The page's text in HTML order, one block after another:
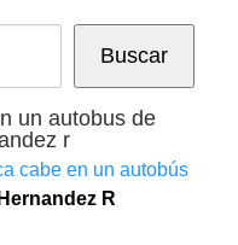
Buscar
cabe en un autobús
R